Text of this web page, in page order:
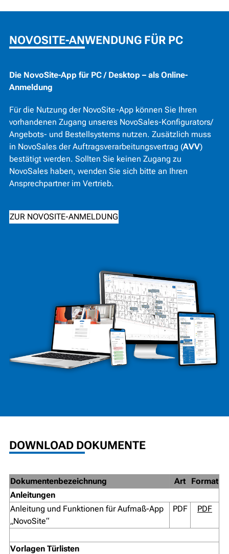
NOVOSITE-ANWENDUNG FÜR PC
Die NovoSite-App für PC / Desktop – als Online-
Anmeldung
Für die Nutzung der NovoSite-App können Sie Ihren
vorhandenen Zugang unseres NovoSales-Konfigurators/
Angebots- und Bestellsystems nutzen. Zusätzlich muss
in NovoSales der Auftragsverarbeitungsvertrag (AVV)
bestätigt werden. Sollten Sie keinen Zugang zu
NovoSales haben, wenden Sie sich bitte an Ihren
Ansprechpartner im Vertrieb.
ZUR NOVOSITE-ANMELDUNG
DOWNLOAD DOKUMENTE
Dokumentenbezeichnung Art
Format
Anleitungen
Anleitung und Funktionen für Aufmaß-App
„NovoSite“
PDF PDF
Vorlagen Türlisten